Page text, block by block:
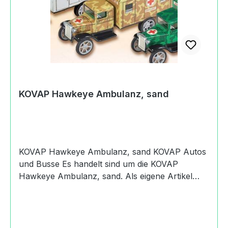
KOVAP Hawkeye Ambulanz, sand
KOVAP Hawkeye Ambulanz, sand KOVAP Autos
und Busse Es handelt sind um die KOVAP
Hawkeye Ambulanz, sand. Als eigene Artikel